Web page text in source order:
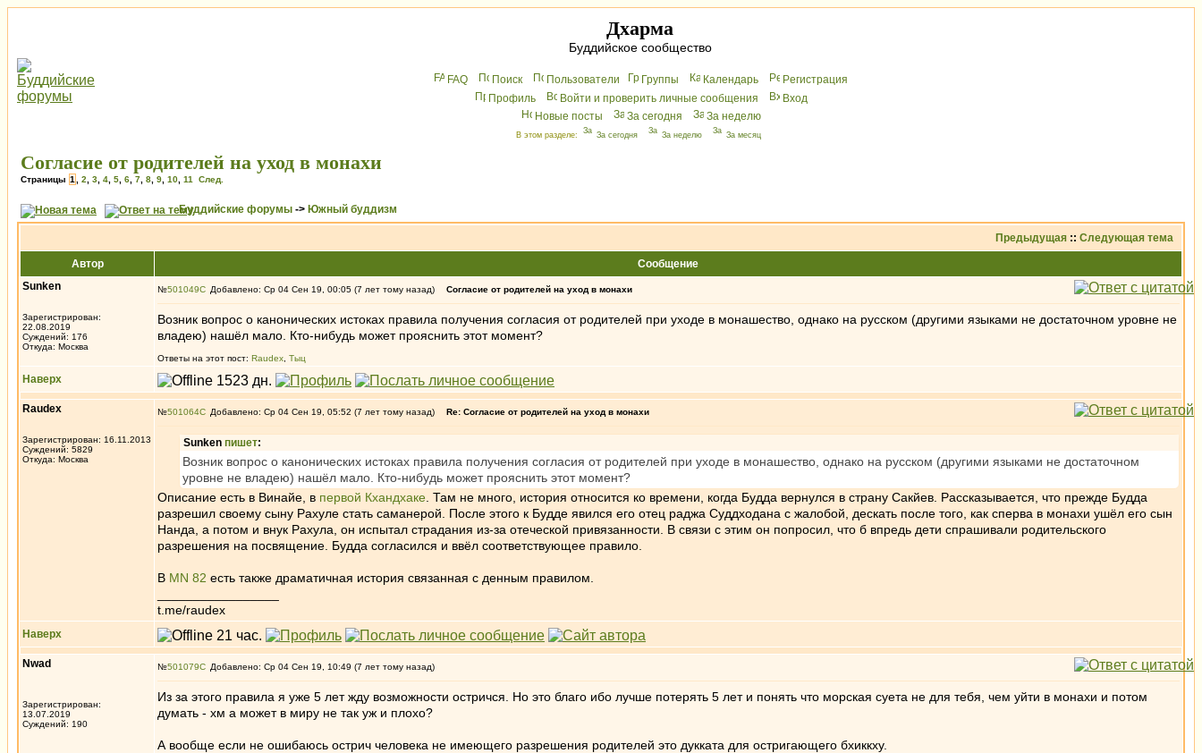
Дхарма
Буддийское сообщество
FAQ Поиск Пользователи Группы Календарь
Peгиcтрaция
Профиль
Войти и проверить личные сообщения
Вхoд
Новые посты
За сегодня За неделю
В этом разделе: За сегодня За неделю За месяц
Согласие от родителей на уход в монахи
Страницы 1 2 3 4 5 6 7 8 9 10 11 След.
Буддийские форумы -> Южный буддизм
Предыдущая :: Следующая тема
Автор
Сообщение
Sunken
Зарегистрирован:
22.08.2019
Суждений: 176
Откуда: Москва
№501049 Добавлено: Ср 04 Сен 19, 00:05 (7 лет тому назад) Согласие от родителей на уход в монахи
Возник вопрос о канонических истоках правила получения согласия от родителей при уходе в монашество, однако на русском (другими языками не достаточном уровне не
владею) нашёл мало. Кто-нибудь может прояснить этот момент?
Ответы на этот пост: Raudex Тыц
Наверх
Raudex
Зарегистрирован: 16.11.2013
Суждений: 5829
Откуда: Москва
№501064 Добавлено: Ср 04 Сен 19, 05:52 (7 лет тому назад) Re: Согласие от родителей на уход в монахи
Sunken пишет:
Возник вопрос о канонических истоках правила получения согласия от родителей при уходе в монашество, однако на русском (другими языками не достаточном
уровне не владею) нашёл мало. Кто-нибудь может прояснить этот момент?
Описание есть в Винайе, в первой Кхандхаке . Там не много, история относится ко времени, когда Будда вернулся в страну Сакйев. Рассказывается, что прежде Будда
разрешил своему сыну Рахуле стать саманерой. После этого к Будде явился его отец раджа Суддходана с жалобой, дескать после того, как сперва в монахи ушёл его сын
Нанда, а потом и внук Рахула, он испытал страдания из-за отеческой привязанности. В связи с этим он попросил, что б впредь дети спрашивали родительского
разрешения на посвящение. Будда согласился и ввёл соответствующее правило.
В MN 82 есть также драматичная история связанная с денным правилом.
t.me/raudex
Наверх
Nwad
Зарегистрирован:
13.07.2019
Суждений: 190
№501079 Добавлено: Ср 04 Сен 19, 10:49 (7 лет тому назад)
Из за этого правила я уже 5 лет жду возможности остричся. Но это благо ибо лучше потерять 5 лет и понять что морская суета не для тебя, чем уйти в монахи и потом
думать - хм а может в миру не так уж и плохо?
А вообще если не ошибаюсь острич человека не имеющего разрешения родителей это дукката для остригающего бхиккху.